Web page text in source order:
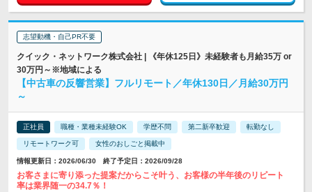
志望動機・自己PR不要
クイック・ネットワーク株式会社 | 《年休125日》未経験者も月給35万 or
30万円～※地域による
【中古車の反響営業】フルリモート／年休130日／月給30万円
～
正社員 職種・業種未経験OK 学歴不問 第二新卒歓迎 転勤なし
リモートワーク可 女性のおしごと掲載中
情報更新日：2026/06/30 終了予定日：2026/09/28
お客さまに寄り添った提案だからこそ叶う、お客様の半年後のリピート
率は業界随一の34.7％！